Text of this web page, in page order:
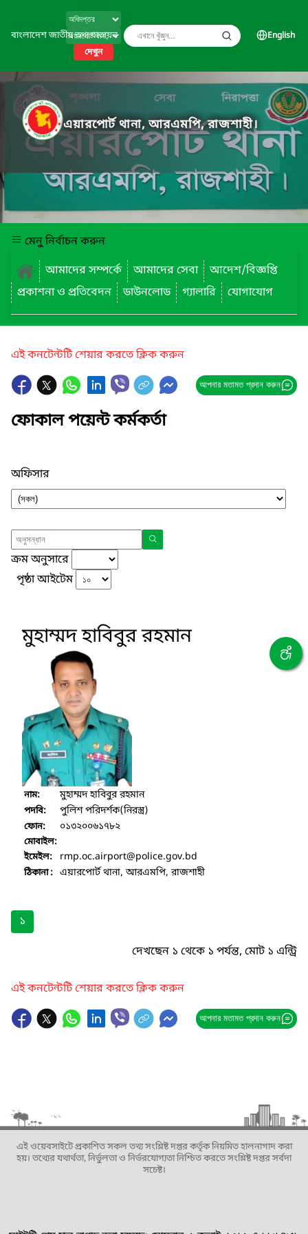
বাংলাদেশ জাতীয় তথ্য বাতায়ন
দেখুন
English
এয়ারপোর্ট থানা, আরএমপি, রাজশাহী।
মেনু নির্বাচন করুন
আমাদের সম্পর্কে
আমাদের সেবা
আদেশ/বিজ্ঞপ্তি
প্রকাশনা ও প্রতিবেদন
ডাউনলোড গ্যালারি যোগাযোগ
এই কনটেন্টটি শেয়ার করতে ক্লিক করুন
আপনার মতামত প্রদান করুন
ফোকাল পয়েন্ট কর্মকর্তা
অফিসার
ক্রম অনুসারে
পৃষ্ঠা আইটেম
মুহাম্মদ হাবিবুর রহমান
নাম: মুহাম্মদ হাবিবুর রহমান
পদবি: পুলিশ পরিদর্শক(নিরস্ত্র)
ফোন: ০১৩২০০৬১৭৮২
মোবাইল:
ইমেইল:
rmp.oc.airport@police.gov.bd
ঠিকানা : এয়ারপোর্ট থানা, আরএমপি, রাজশাহী
১
দেখছেন ১ থেকে ১ পর্যন্ত, মোট ১ এন্ট্রি
এই কনটেন্টটি শেয়ার করতে ক্লিক করুন
আপনার মতামত প্রদান করুন
এই ওয়েবসাইটে প্রকাশিত সকল তথ্য সংশ্লিষ্ট দপ্তর কর্তৃক নিয়মিত হালনাগাদ করা
হয়। তথ্যের যথার্থতা, নির্ভুলতা ও নির্ভরযোগ্যতা নিশ্চিত করতে সংশ্লিষ্ট দপ্তর সর্বদা
সচেষ্ট।